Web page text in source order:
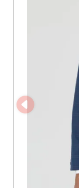
c’est s’associer
votre succès
plateforme
avec une rapidité
ainsi votre
Cette
d’achat en ligne,
à toute la gamme de
de travailler avec
transaction
qualité et une
de produits. De
le manteau de
conçue pour
clientèle sera
sophistication que
d’un partenariat
découvrez
transformer votre
porter masculin